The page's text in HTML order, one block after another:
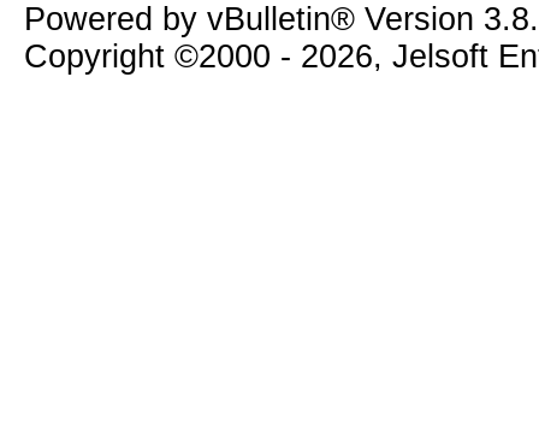
Powered by vBulletin® Version
Copyright ©2000 - 2026, Jelsoft